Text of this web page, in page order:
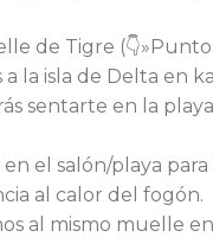
de Tigre
la isla de Delta en
sentarte en la
el salón/playa para
al calor del fogón.
al mismo muelle